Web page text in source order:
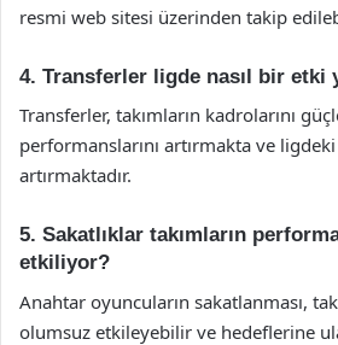
resmi web sitesi üzerinden takip
4. Transferler ligde nasıl bir etki
Transferler, takımların kadrolarını
performanslarını artırmakta ve
artırmaktadır.
5. Sakatlıklar takımların
etkiliyor?
Anahtar oyuncuların sakatlanması,
olumsuz etkileyebilir ve hedeflerine